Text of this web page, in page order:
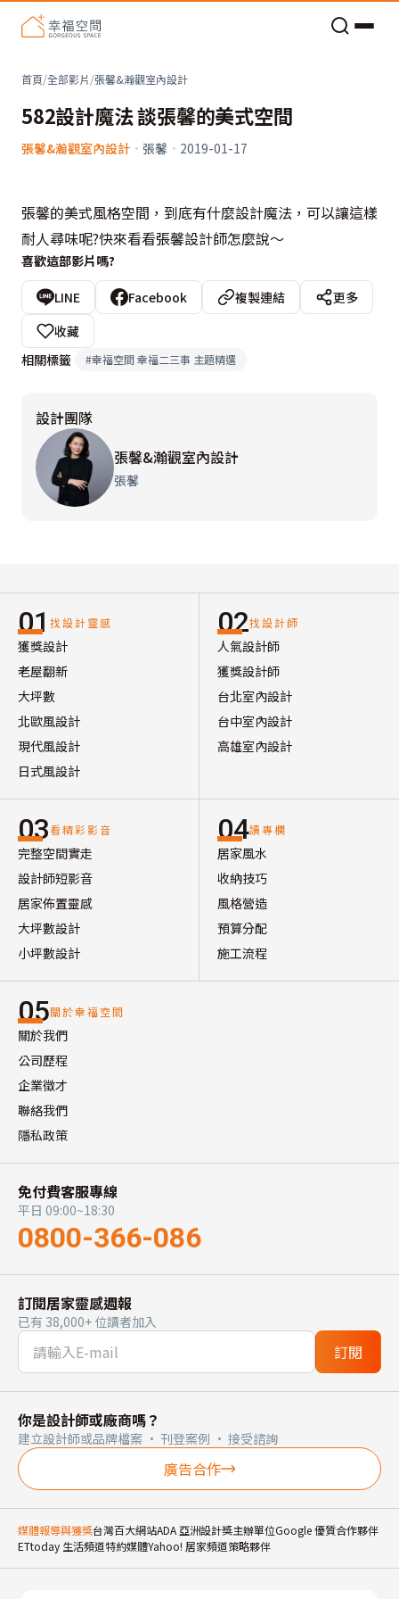
首頁/全部影片/張馨&瀚觀室內設計
582設計魔法 談張馨的美式空間
張馨&瀚觀室內設計 · 張馨 · 2019-01-17
張馨的美式風格空間，到底有什麼設計魔法，可以讓這樣
耐人尋味呢?快來看看張馨設計師怎麼說～
喜歡這部影片嗎?
LINE Facebook 複製連結
更多
收藏
相關標籤
#幸福空間 幸福二三事 主題精選
設計團隊
張馨&瀚觀室內設計
張馨
01 找設計靈感
獲獎設計
老屋翻新
大坪數
北歐風設計
現代風設計
日式風設計
02找設計師
人氣設計師
獲獎設計師
台北室內設計
台中室內設計
高雄室內設計
03看精彩影音
完整空間實走
設計師短影音
居家佈置靈感
大坪數設計
小坪數設計
04讀專欄
居家風水
收納技巧
風格營造
預算分配
施工流程
05關於幸福空間
關於我們
公司歷程
企業徵才
聯絡我們
隱私政策
免付費客服專線
平日 09:00~18:30
0800-366-086
訂閱居家靈感週報
已有 38,000+ 位讀者加入
訂閱
你是設計師或廠商嗎？
建立設計師或品牌檔案 · 刊登案例 · 接受諮詢
廣告合作
媒體報導與獲獎台灣百大網站ADA 亞洲設計獎主辦單位Google 優質合作夥伴
ETtoday 生活頻道特約媒體Yahoo! 居家頻道策略夥伴